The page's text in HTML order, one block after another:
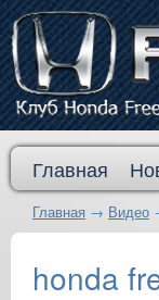
Главная
Главная → Видео
honda